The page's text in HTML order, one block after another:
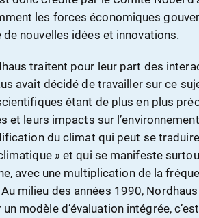
les forces économiques
nouvelles idées et innovations.
traitent pour leur part des
avait décidé de travailler sur ce
étant de plus en plus
et leurs impacts sur
du climat qui peut se traduire
» et qui se manifeste
avec une multiplication de la
milieu des années 1990,
modèle d’évaluation intégrée,